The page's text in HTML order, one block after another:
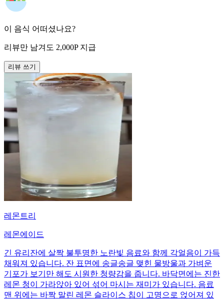
이 음식 어떠셨나요?
리뷰만 남겨도 2,000P 지급
리뷰 쓰기
레몬트리
레몬에이드
긴 유리잔에 살짝 불투명한 노란빛 음료와 함께 각얼음이 가득
채워져 있습니다. 잔 표면에 송글송글 맺힌 물방울과 가벼운
기포가 보기만 해도 시원한 청량감을 줍니다. 바닥면에는 진한
레몬 청이 가라앉아 있어 섞어 마시는 재미가 있습니다. 음료
맨 위에는 바짝 말린 레몬 슬라이스 칩이 고명으로 얹어져 있